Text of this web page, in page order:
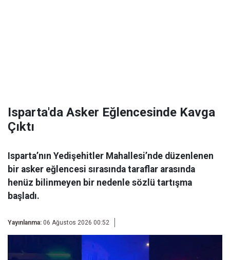
Isparta'da Asker Eğlencesinde Kavga
Çıktı
Isparta’nın Yedişehitler Mahallesi’nde düzenlenen
bir asker eğlencesi sırasında taraflar arasında
henüz bilinmeyen bir nedenle sözlü tartışma
başladı.
Yayınlanma: 06 Ağustos 2026 00:52